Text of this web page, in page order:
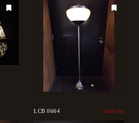
LCB 0664 sold out